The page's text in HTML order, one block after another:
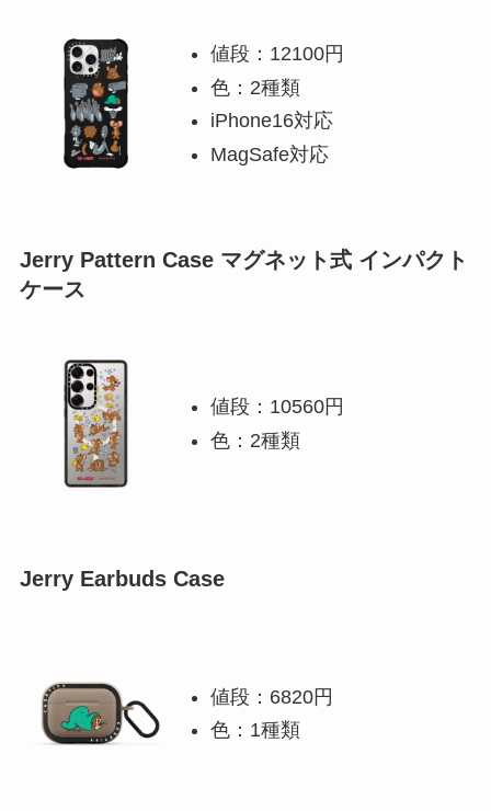
値段：12100円
色：2種類
iPhone16対応
MagSafe対応
Jerry Pattern Case マグネット式 インパクト
ケース
値段：10560円
色：2種類
Jerry Earbuds Case
値段：6820円
色：1種類